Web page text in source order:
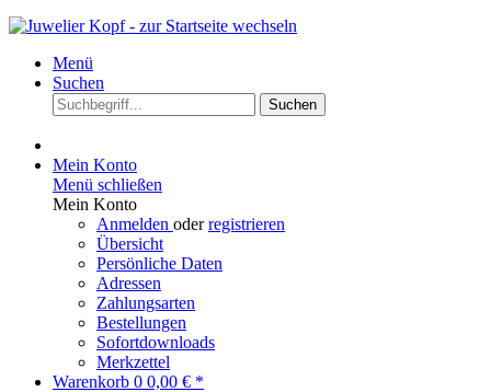
Menü
Suchen
Suchen
Mein Konto
Menü schließen
Mein Konto
Anmelden oderregistrieren
Übersicht
Persönliche Daten
Adressen
Zahlungsarten
Bestellungen
Sofortdownloads
Merkzettel
Warenkorb 0 0,00 € *